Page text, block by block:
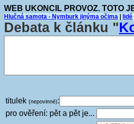
WEB UKONCIL PROVOZ. TOTO
Hlučná samota - Nymburk jinýma očima lidé
Debata k článku "
titulek (nepovinné):
pro ověření: pět a pět je...